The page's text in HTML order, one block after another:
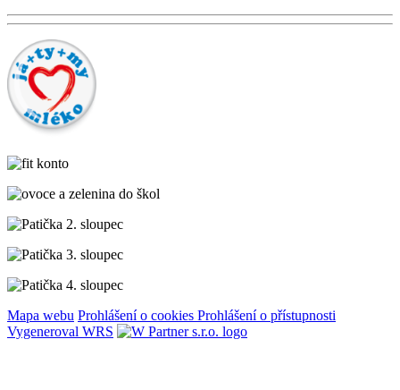
Mapa webu Prohlášení o cookies Prohlášení o přístupnosti
Vygeneroval WRS